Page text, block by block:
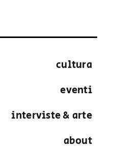
cultura
eventi
interviste & arte
about